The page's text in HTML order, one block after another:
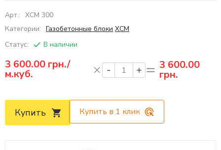
Арт.: ХСМ 300
Категории: Газобетонные блоки ХСМ
Статус:
В наличии
3 600.00 грн./
м.куб.
3 600.00
грн.
Купить Купить в 1 клик